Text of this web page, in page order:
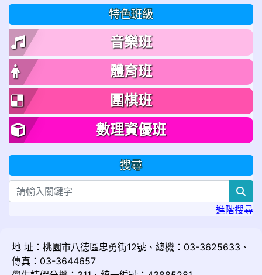
特色班級
音樂班
體育班
圍棋班
數理資優班
搜尋
進階搜尋
地 址：桃園市八德區忠勇街12號、總機：03-3625633、
傳真：03-3644657